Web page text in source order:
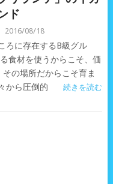
ド
2016/08/18
ろに存在するB級グル
食材を使うからこそ、価
の場所だからこそ育ま
から圧倒的
続きを読む